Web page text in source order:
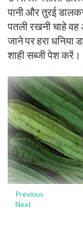
पानी और तुरई
पतली रखनी चाहे
जाने पर हरा धनिया
शाही सब्जी पेश करें।
Previous
Next